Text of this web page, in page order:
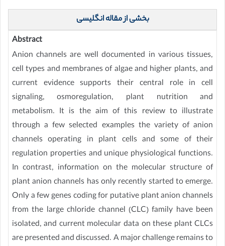
بخشی از مقاله انگلیسی
Abstract
Anion channels are well documented in various tissues,
cell types and membranes of algae and higher plants, and
current evidence supports their central role in cell
signaling, osmoregulation, plant nutrition and
metabolism. It is the aim of this review to illustrate
through a few selected examples the variety of anion
channels operating in plant cells and some of their
regulation properties and unique physiological functions.
In contrast, information on the molecular structure of
plant anion channels has only recently started to emerge.
Only a few genes coding for putative plant anion channels
from the large chloride channel (CLC) family have been
isolated, and current molecular data on these plant CLCs
are presented and discussed. A major challenge remains to